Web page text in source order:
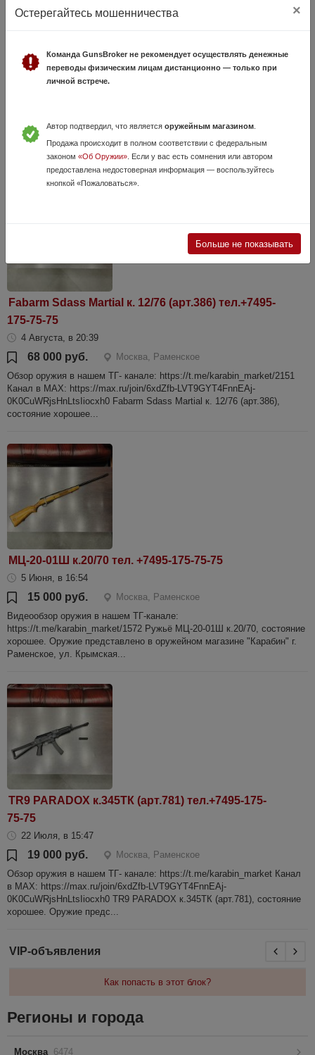
17 Июня, в 12:57
Канал в МАХ: https://max.ru/join/6xdZfb-LVT9GYT4FnnEAj-
0K0CuWRjsHnLtsIiocxh0 Ружьё Hatsan Escort к.12/76 (арт.726),
состояние хорошее. ...
Fabarm Sdass Martial к. 12/76 (арт.386) тел.+7495-
175-75-75
4 Августа, в 20:39
68 000 руб.
Москва, Раменское
Обзор оружия в нашем ТГ- канале: https://t.me/karabin_market/2151
Канал в МАХ: https://max.ru/join/6xdZfb-LVT9GYT4FnnEAj-
0K0CuWRjsHnLtsIiocxh0 Fabarm Sdass Martial к. 12/76 (арт.386),
состояние хорошее...
МЦ-20-01Ш к.20/70 тел. +7495-175-75-75
5 Июня, в 16:54
15 000 руб.
Москва, Раменское
Видеообзор оружия в нашем ТГ-канале:
https://t.me/karabin_market/1572 Ружьё МЦ-20-01Ш к.20/70, состояние
хорошее. Оружие представлено в оружейном магазине "Карабин" г.
Раменское, ул. Крымская...
TR9 PARADOX к.345ТК (арт.781) тел.+7495-175-
75-75
22 Июля, в 15:47
19 000 руб.
Москва, Раменское
Обзор оружия в нашем ТГ- канале: https://t.me/karabin_market Канал
в МАХ: https://max.ru/join/6xdZfb-LVT9GYT4FnnEAj-
0K0CuWRjsHnLtsIiocxh0 TR9 PARADOX к.345ТК (арт.781), состояние
хорошее. Оружие предс...
Остерегайтесь мошенничества ×
Команда GunsBroker не рекомендует осуществлять денежные
переводы физическим лицам дистанционно — только при
личной встрече.
Автор подтвердил, что является оружейным магазином.
Продажа происходит в полном соответствии с федеральным
законом «Об Оружии». Если у вас есть сомнения или автором
предоставлена недостоверная информация — воспользуйтесь
кнопкой «Пожаловаться».
Больше не показывать
VIP-объявления
Как попасть в этот блок?
Регионы и города
Москва 6474